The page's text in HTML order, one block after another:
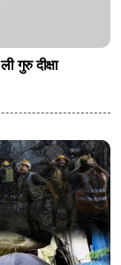
गुरु दीक्षा